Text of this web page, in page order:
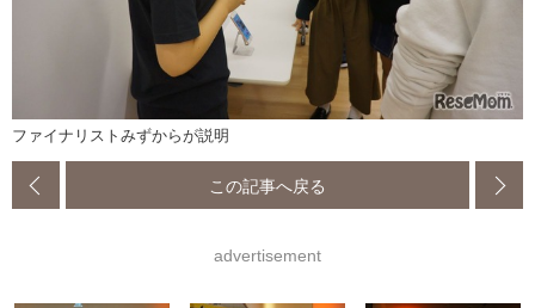
ファイナリストみずからが説明
この記事へ戻る
advertisement